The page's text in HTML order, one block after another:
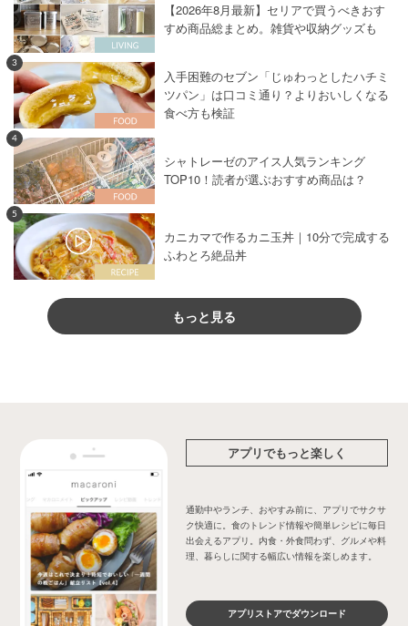
【2026年8月最新】セリアで買うべきおす
すめ商品総まとめ。雑貨や収納グッズも
3
入手困難のセブン「じゅわっとしたハチミ
ツパン」は口コミ通り？よりおいしくなる
食べ方も検証
4
シャトレーゼのアイス人気ランキング
TOP10！読者が選ぶおすすめ商品は？
5
カニカマで作るカニ玉丼｜10分で完成する
ふわとろ絶品丼
もっと見る
アプリでもっと楽しく
通勤中やランチ、おやすみ前に、アプリでサクサ
ク快適に。食のトレンド情報や簡単レシピに毎日
出会えるアプリ。内食・外食問わず、グルメや料
理、暮らしに関する幅広い情報を楽しめます。
アプリストアでダウンロード